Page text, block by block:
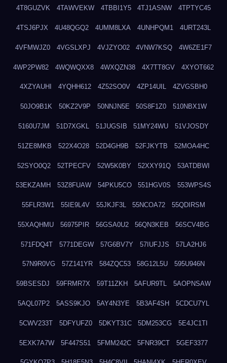
4T8GUZVK 4TAWVEKW 4TBBI1Y5 4TJ1ASNW 4TPTYC45
4TSJ6PJX 4U48QGQ2 4UMM8LXA 4UNHPQM1 4URT243L
4VFMWJZ0 4VGSLXPJ 4VJZYO02 4VNW7KSQ 4W6ZE1F7
4WP2PW82 4WQWQXX8 4WXQZN38 4X7TT8GV 4XYOT662
4XZYAUHI 4YQHH612 4Z52SO0V 4ZP14UIL 4ZVGSBH0
50JO9B1K 50KZ2V9P 50NNJN5E 50S8F1Z0 510NBX1W
5160U7JM 51D7XGKL 51JUGSIB 51MY24WU 51VJOSDY
51ZE8MKB 522X4O28 52D4GH9B 52FJKYTB 52MOA4HC
52SYO0Q2 52TPECFV 52W5K0BY 52XXY91Q 53ATDBWI
53EKZAMH 53Z8FUAW 54PKU5CO 551HGV0S 553WPS4S
55FLR3W1 55IE9L4V 55JKJF3L 55NCOA72 55QDIRSM
55XAQHMU 56975PIR 56GSA0U2 56QN3KEB 56SCV4BG
571FDQ4T 5771DEGW 57G6BV7Y 57IUFJJS 57LA2HJ6
57N9R0VG 57Z141YR 584ZQC53 58G12L5U 595U946N
59BSESDJ 59FRMR7X 59T11ZKH 5AFUR9TL 5AOPNSAW
5AQL07P2 5ASS9KJO 5AY4N3YE 5B3AF4SH 5CDCU7YL
5CWV233T 5DFYUFZ0 5DKYT31C 5DM253CG 5E4JC1TI
5EXK7A7W 5F447S51 5FMM242C 5FNR39CT 5GEF3377